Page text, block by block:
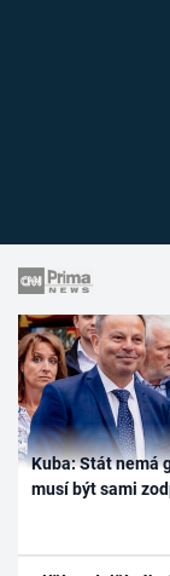
Kuba: Stát nemá
musí být sami